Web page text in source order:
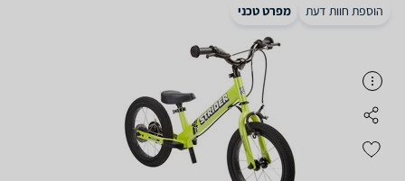
הוספת חוות דעת מפרט טכני